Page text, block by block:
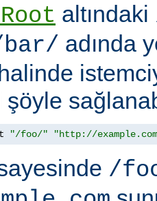
altındaki
adında
halinde
şöyle
"/foo/" "http://
/